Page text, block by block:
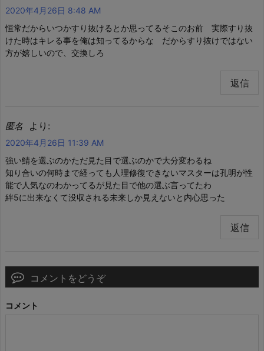
2020年4月26日 8:48 AM
恒常だからいつかすり抜けるとか思ってるそこのお前 実際すり抜
けた時はキレる事を俺は知ってるからな だからすり抜けではない
方が嬉しいので、交換しろ
返信
匿名 より:
2020年4月26日 11:39 AM
強い鯖を選ぶのかただ見た目で選ぶのかで大分変わるね
知り合いの何時まで経っても人理修復できないマスターは孔明が性
能で人気なのわかってるが見た目で他の選ぶ言ってたわ
絆5に出来なくて没収される未来しか見えないと内心思った
返信
コメントをどうぞ
コメント